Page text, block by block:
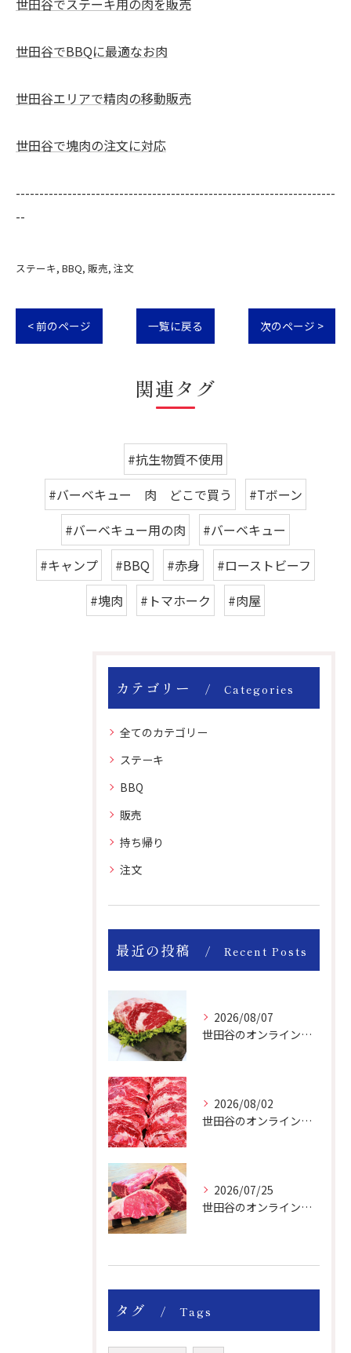
世田谷でステーキ用の肉を販売
世田谷でBBQに最適なお肉
世田谷エリアで精肉の移動販売
世田谷で塊肉の注文に対応
--------------------------------------------------------------------
--
ステーキ BBQ 販売 注文
< 前のページ 一覧に戻る 次のページ >
関連タグ
#抗生物質不使用
#バーベキュー 肉 どこで買う
#Tボーン
#バーベキュー用の肉
#バーベキュー
#キャンプ
#BBQ #赤身
#ローストビーフ
#塊肉
#トマホーク #肉屋
カテゴリー Categories
全てのカテゴリー
ステーキ
BBQ
販売
持ち帰り
注文
最近の投稿 Recent Posts
2026/08/07
世田谷のオンライン肉屋のお肉は美味しいですよ！
2026/08/02
世田谷のオンライン肉屋は厳選輸入牛を取り扱っています。
2026/07/25
世田谷のオンライン肉屋の輸入牛は特別です。
タグ Tags